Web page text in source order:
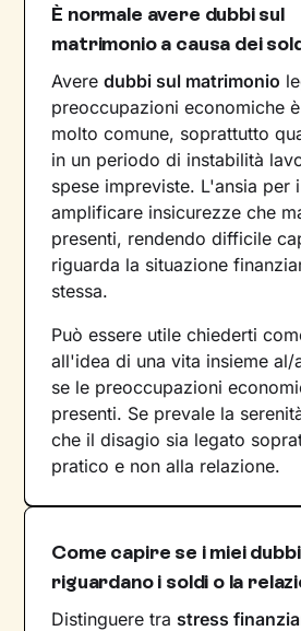
È normale avere dubbi sul
matrimonio a causa dei
Averedubbi sul matrimonio
preoccupazioni economiche
molto comune, soprattutto
in un periodo di instabilità
spese impreviste. L'ansia per
amplificare insicurezze che
presenti, rendendo difficile
riguarda la situazione
stessa.
Può essere utile chiederti
all'idea di una vita insieme
se le preoccupazioni
presenti. Se prevale la
che il disagio sia legato
pratico e non alla relazione.
Come capire se i miei dubbi
riguardano i soldi o la
Distinguere tra stress